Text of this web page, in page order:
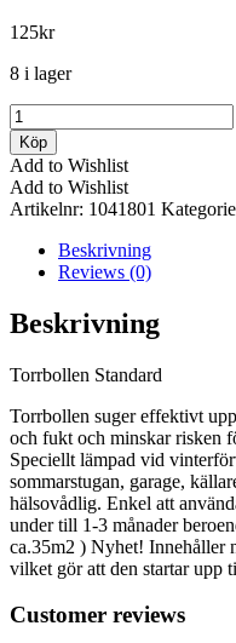
125kr
8 i lager
Torrbollen
Standard
mängd
Köp
Add to Wishlist
Add to Wishlist
Artikelnr: 1041801
Beskrivning
Reviews (0)
Beskrivning
Torrbollen Standard
Torrbollen suger effektivt
och fukt och minskar risken
Speciellt lämpad vid
sommarstugan, garage,
hälsovådlig. Enkel att
under till 1-3 månader
ca.35m2 ) Nyhet! Innehåller
vilket gör att den startar upp
Customer reviews